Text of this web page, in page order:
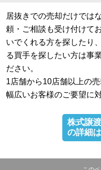
居抜きでの売却だけでは
頼・ご相談も受け付けて
いでくれる方を探したり
る買手を探したい方は事
ださい。
1店舗から10店舗以上の
幅広いお客様のご要望に
株式譲
の詳細